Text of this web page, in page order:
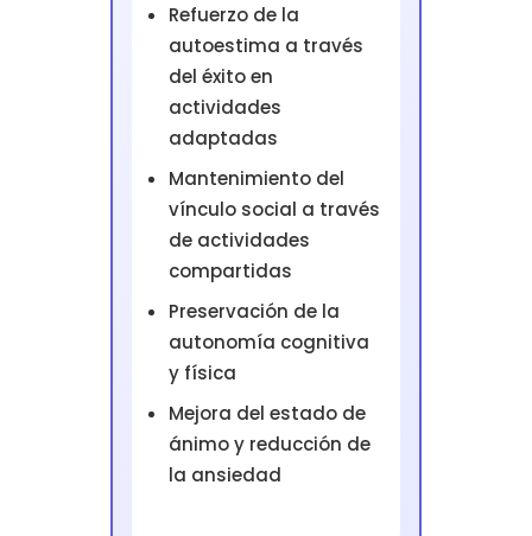
Refuerzo de la
autoestima a través
del éxito en
actividades
adaptadas
Mantenimiento del
vínculo social a través
de actividades
compartidas
Preservación de la
autonomía cognitiva
y física
Mejora del estado de
ánimo y reducción de
la ansiedad